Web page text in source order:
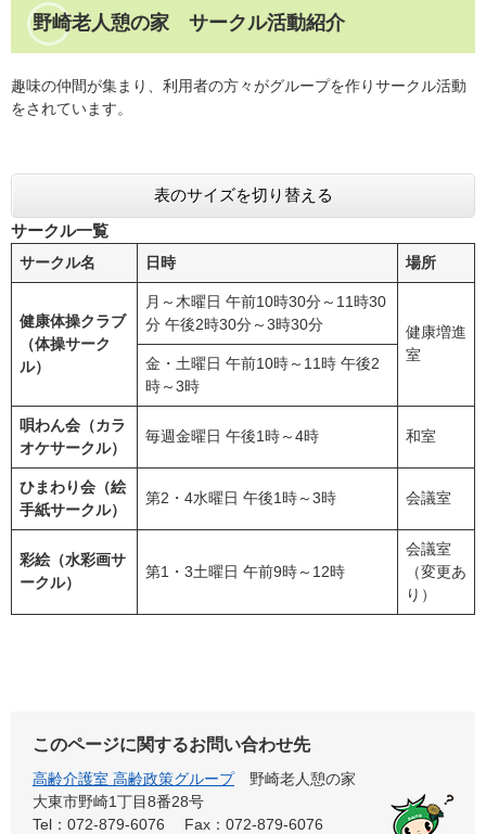
野崎老人憩の家 サークル活動紹介
趣味の仲間が集まり、利用者の方々がグループを作りサークル活動
をされています。
表のサイズを切り替える
サークル一覧
サークル名 日時 場所
健康体操クラブ
（体操サーク
ル）
月～木曜日 午前10時30分～11時30
分 午後2時30分～3時30分
健康増進
室
金・土曜日 午前10時～11時 午後2
時～3時
唄わん会（カラ
オケサークル）
毎週金曜日 午後1時～4時 和室
ひまわり会（絵
手紙サークル）
第2・4水曜日 午後1時～3時 会議室
彩絵（水彩画サ
ークル）
第1・3土曜日 午前9時～12時
会議室
（変更あ
り）
このページに関するお問い合わせ先
高齢介護室 高齢政策グループ
野崎老人憩の家
大東市野崎1丁目8番28号
Tel：072-879-6076
Fax：072-879-6076